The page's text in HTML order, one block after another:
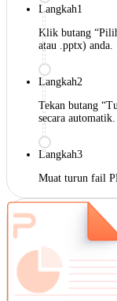
Langkah1
Klik butang
atau .pptx) anda.
Langkah2
Tekan butang
secara automatik.
Langkah3
Muat turun fail